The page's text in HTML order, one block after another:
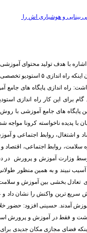
بینایی و هوشیاری اش را
با هدف تولید محتوای آموزشی
افتتاح شد. دکتر سید جواد حسینی در مراسم افتتاح استودیو اشاره
راه اندازی پایگاه های جامع
برای این کار راه اندازی
پایگاه های جامع آموزشی با
با پدیده ناخواسته کرونا
و اشتغال، روابط اجتماعی و
سلامت، روابط اجتماعی، اقتصاد
وزارت آموزش و پرورش در
نبیند و به همین منظور
تعادل بخشی بین آموزش و
ترین واکنش را نشان داد و
آمدند. حسینی افزود: حضور
فضای مجازی مکان جدیدی